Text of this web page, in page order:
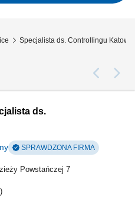
Specjalista ds. Controllingu
ds.
SPRAWDZONA FIRMA
Powstańczej 7